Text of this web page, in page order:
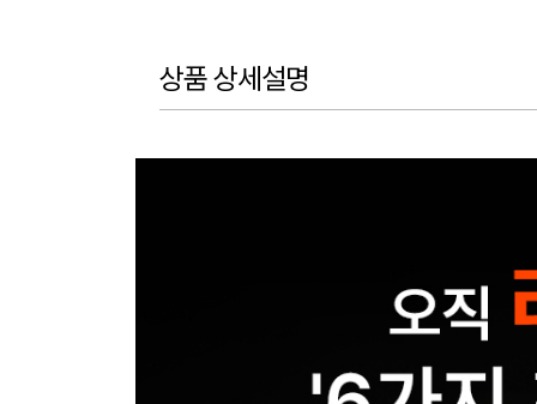
상품 상세설명